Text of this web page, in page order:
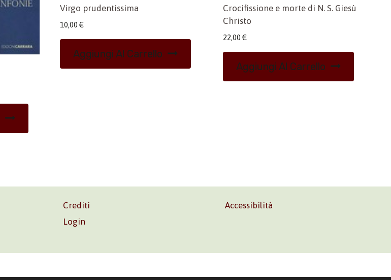
Virgo prudentissima
10,00 €
Aggiungi Al Carrello
Crocifissione e morte di N. S. Giesù
Christo
22,00 €
Aggiungi Al Carrello
Crediti
Login
Accessibilità